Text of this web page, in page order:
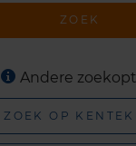
ZOEK
Andere
ZOEK OP